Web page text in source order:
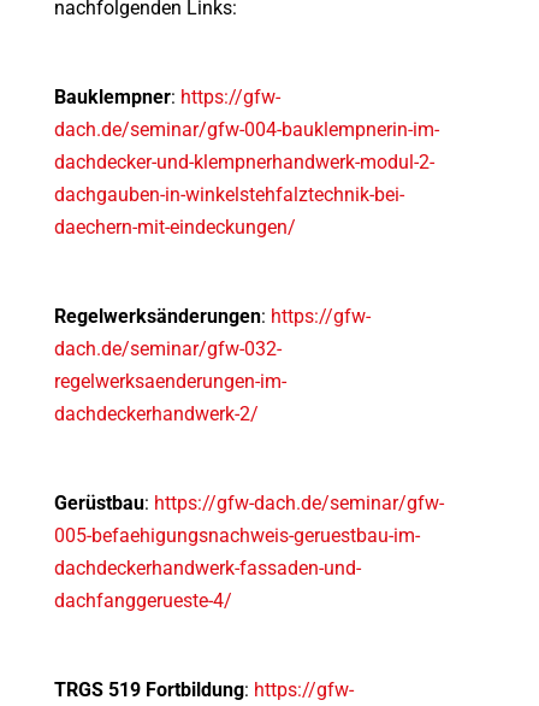
nachfolgenden Links:
Bauklempner: https://gfw-
dach.de/seminar/gfw-004-bauklempnerin-im-
dachdecker-und-klempnerhandwerk-modul-2-
dachgauben-in-winkelstehfalztechnik-bei-
daechern-mit-eindeckungen/
Regelwerksänderungen: https://gfw-
dach.de/seminar/gfw-032-
regelwerksaenderungen-im-
dachdeckerhandwerk-2/
Gerüstbau: https://gfw-dach.de/seminar/gfw-
005-befaehigungsnachweis-geruestbau-im-
dachdeckerhandwerk-fassaden-und-
dachfanggerueste-4/
TRGS 519 Fortbildung: https://gfw-